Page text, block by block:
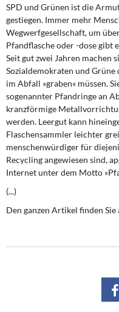
Wirtschaftspolitik
Steuer- und
Öffentliche
Eurokrise und
DIE LINKE
Weitere Themen
Memo-Gruppe
Institut Solidarische
Rosa-Luxemburg-
SPD und Grünen ist die
gestiegen. Immer mehr
Wegwerfgesellschaft, um
Pfandflasche oder -dose gibt
Seit gut zwei Jahren machen
Sozialdemokraten und
im Abfall »graben« müssen.
sogenannter Pfandringe an
kranzförmige
werden. Leergut kann
Flaschensammler leichter
menschenwürdiger für
Recycling angewiesen sind,
Internet unter dem Motto
(...)
Den ganzen Artikel finden Sie